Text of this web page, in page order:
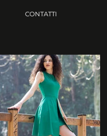
CONTATTI